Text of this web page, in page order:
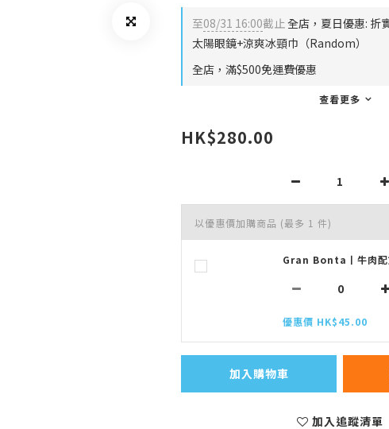
至08/31 16:00截止全店，夏日優惠: 折
太陽眼鏡+涼爽冰頸巾（Random）
全店，滿$500免運費優惠
查看更多
HK$280.00
以優惠價加購商品 (最多 1 件)
Gran Bonta丨牛肉
優惠價 HK$45.00
加入購物車
加入追蹤清單